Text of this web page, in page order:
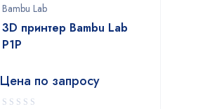
Bambu Lab
3D принтер Bambu Lab
P1P
Цена по запросу